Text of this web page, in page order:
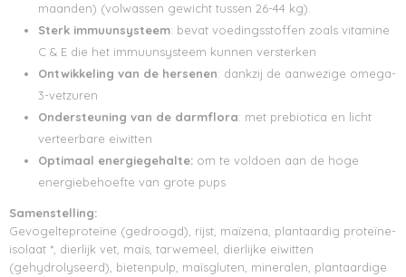
maanden) (volwassen gewicht tussen 26-44 kg).
Sterk immuunsysteem: bevat voedingsstoffen zoals vitamine
C & E die het immuunsysteem kunnen versterken
Ontwikkeling van de hersenen: dankzij de aanwezige omega-
3-vetzuren
Ondersteuning van de darmflora: met prebiotica en licht
verteerbare eiwitten
Optimaal energiegehalte: om te voldoen aan de hoge
energiebehoefte van grote pups
Samenstelling:
Gevogelteproteïne (gedroogd), rijst, maïzena, plantaardig proteïne-
isolaat *, dierlijk vet, maïs, tarwemeel, dierlijke eiwitten
(gehydrolyseerd), bietenpulp, maïsgluten, mineralen, plantaardige